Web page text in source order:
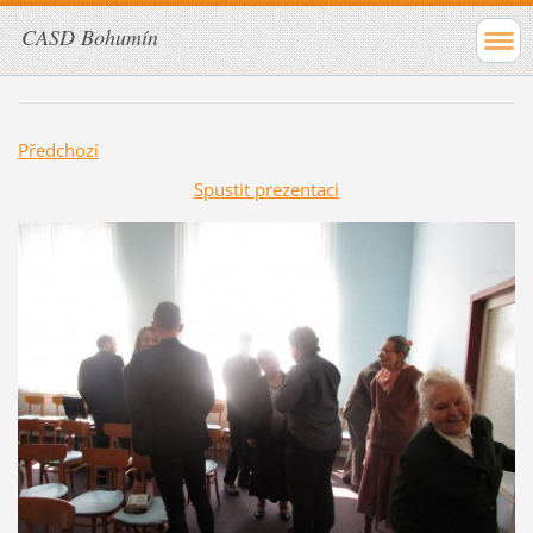
CASD Bohumín
Předchozí
Spustit prezentaci